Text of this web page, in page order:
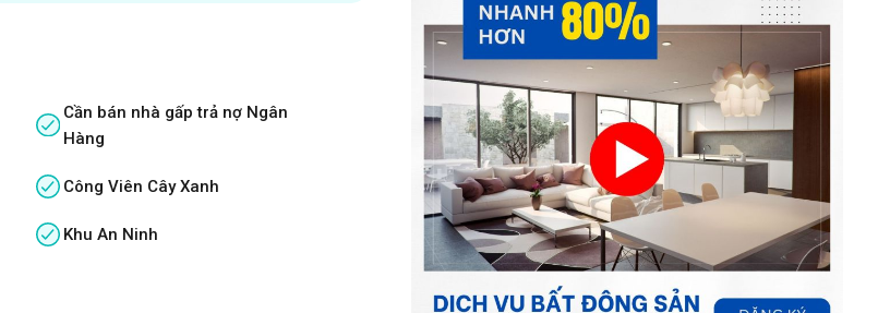
Cần bán nhà gấp trả nợ Ngân
Hàng
Công Viên Cây Xanh
Khu An Ninh